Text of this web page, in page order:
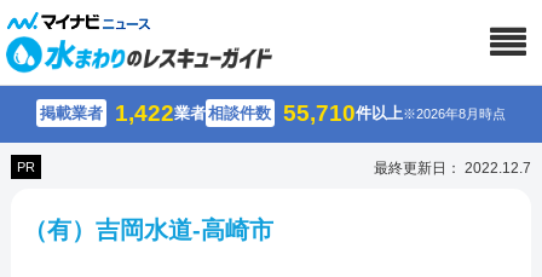
掲載業者 1,422業者相談件数 55,710件以上※2026年8月時点
PR 最終更新日： 2022.12.7
（有）吉岡水道-高崎市